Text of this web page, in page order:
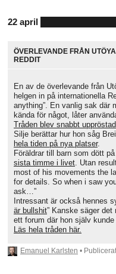
22 april
ÖVERLEVANDE FRÅN
REDDIT
En av de överlevande från
helgen in på internationella
anything”. En vanlig sak där
kända för något, låter
Tråden blev snabbt
Silje berättar hur hon såg
hela tiden på nya platser.
Föräldrar till barn som dött
sista timme i livet. Utan
most of his movements the
for details. So when i saw
ask…”
Intressant är också hennes
är bullshit” Kanske säger
ett forum där hon själv
Läs hela tråden här.
Emanuel Karlsten • Publicerat